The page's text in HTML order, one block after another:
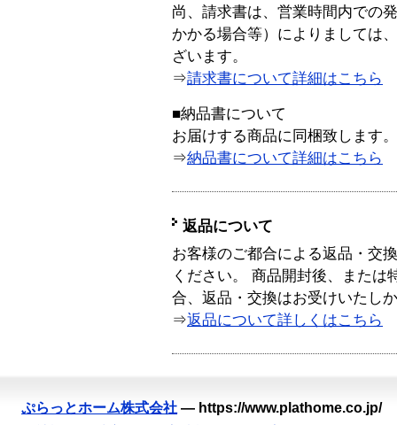
尚、請求書は、営業時間内での
かかる場合等）によりましては
ざいます。
⇒請求書について詳細はこちら
■納品書について
お届けする商品に同梱致します。
⇒納品書について詳細はこちら
返品について
お客様のご都合による返品・交
ください。 商品開封後、または
合、返品・交換はお受けいたし
⇒返品について詳しくはこちら
ぷらっとホーム株式会社 — https://www.plathome.co.jp/